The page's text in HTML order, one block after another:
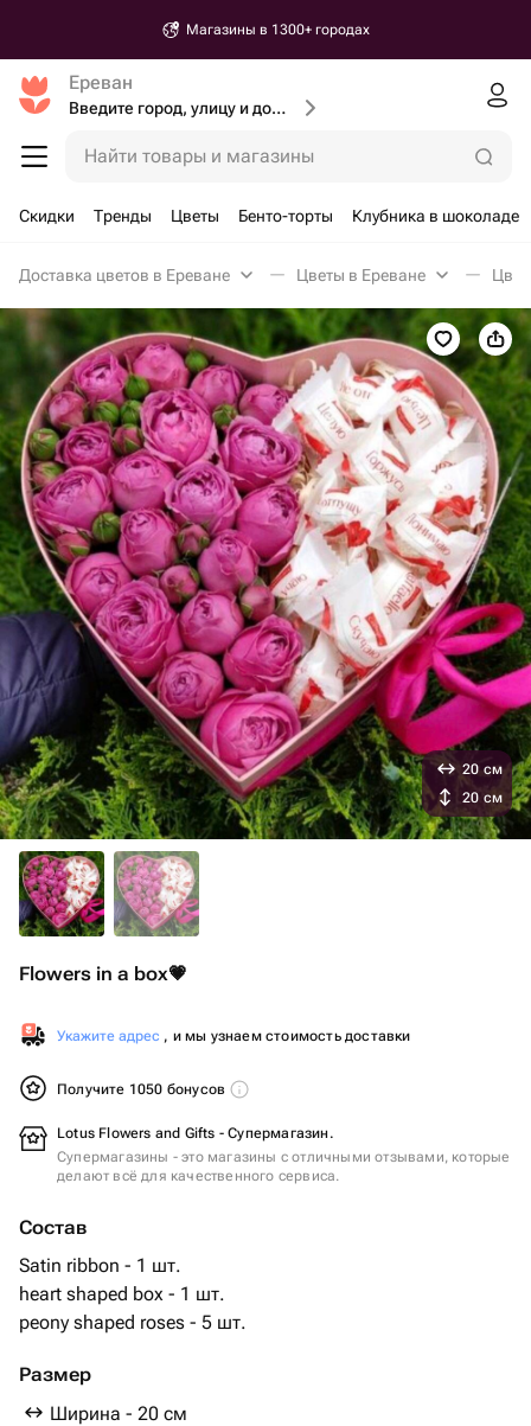
Магазины в 1300+ городах
Ереван
Введите город, улицу и дом доставки
Найти товары и магазины
Скидки Тренды Цветы Бенто-торты Клубника в шоколаде
Доставка цветов в Ереване Цветы в Ереване
Flowers in a box💗
Укажите адрес , и мы узнаем стоимость доставки
Получите 1050 бонусов
Lotus Flowers and Gifts - Супермагазин.
Супермагазины - это магазины с отличными отзывами, которые
делают всё для качественного сервиса.
Состав
Satin ribbon - 1 шт.
heart shaped box - 1 шт.
peony shaped roses - 5 шт.
Размер
Ширина - 20 см
20 см
20 см